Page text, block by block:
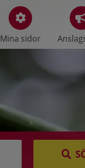
Mina sidor